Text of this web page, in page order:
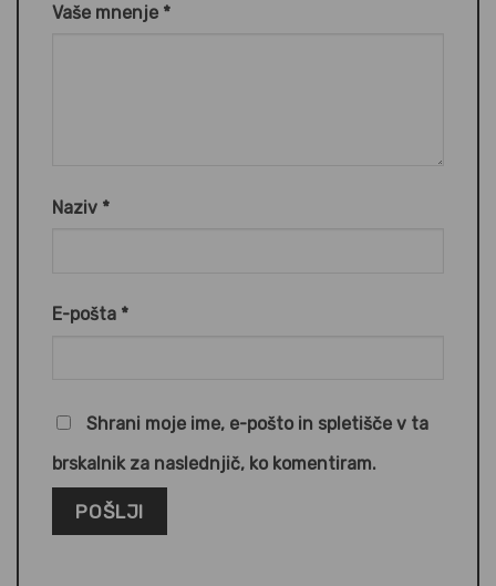
Vaše mnenje *
Naziv *
E-pošta *
Shrani moje ime, e-pošto in spletišče v ta
brskalnik za naslednjič, ko komentiram.